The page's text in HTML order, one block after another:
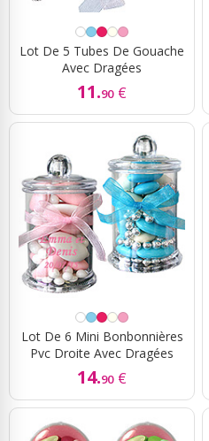
Lot De 5 Tubes De Gouache
Avec Dragées
11.90 €
Lot De 6 Mini Bonbonnières
Pvc Droite Avec Dragées
14.90 €